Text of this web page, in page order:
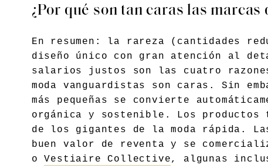
¿Por qué son tan caras las
En resumen: la rareza (cantidades
diseño único con gran atención al
salarios justos son las cuatro
moda vanguardistas son caras. Sin
más pequeñas se convierte
orgánica y sostenible. Los productos
de los gigantes de la moda rápida.
buen valor de reventa y se
oVestiaire Collective, algunas